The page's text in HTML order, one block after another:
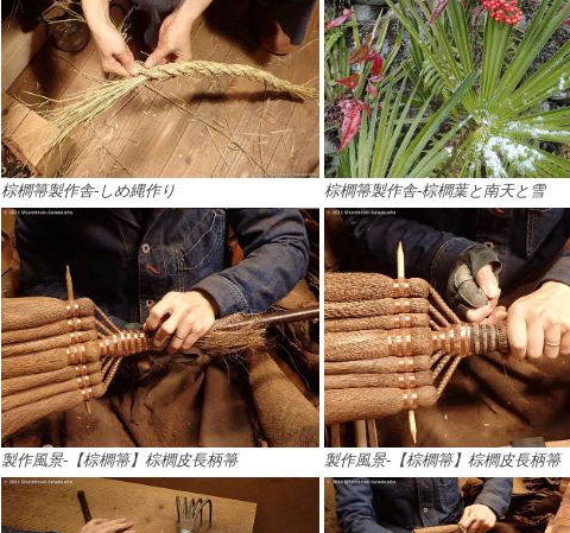
棕櫚箒製作舎-しめ縄作り 棕櫚箒製作舎-棕櫚葉と南天と雪
製作風景-【棕櫚箒】棕櫚皮長柄箒 製作風景-【棕櫚箒】棕櫚皮長柄箒